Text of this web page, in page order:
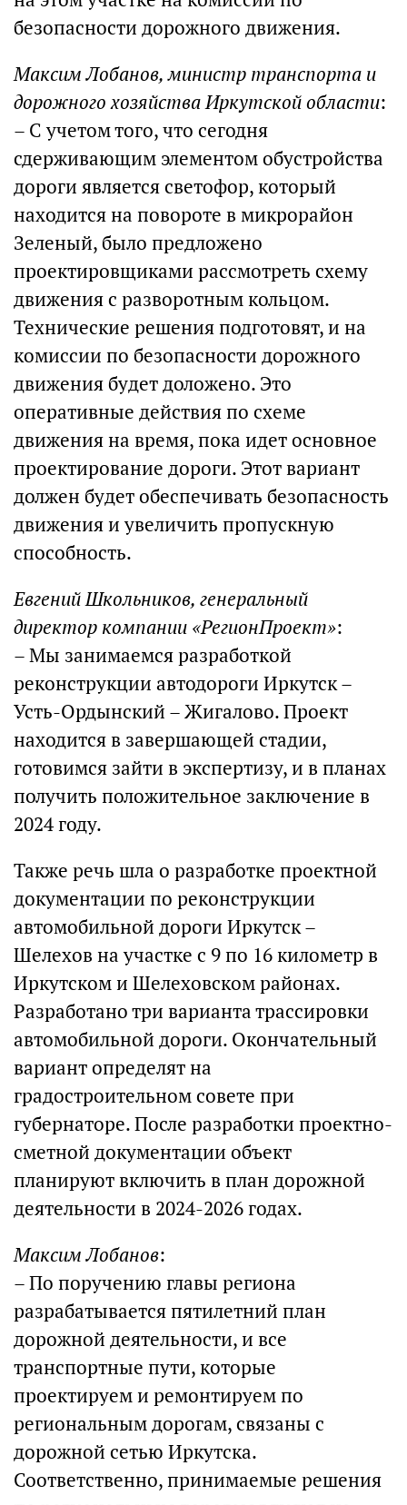
безопасности дорожного движения.
Максим Лобанов, министр транспорта и
дорожного хозяйства Иркутской области:
– С учетом того, что сегодня
сдерживающим элементом обустройства
дороги является светофор, который
находится на повороте в микрорайон
Зеленый, было предложено
проектировщиками рассмотреть схему
движения с разворотным кольцом.
Технические решения подготовят, и на
комиссии по безопасности дорожного
движения будет доложено. Это
оперативные действия по схеме
движения на время, пока идет основное
проектирование дороги. Этот вариант
должен будет обеспечивать безопасность
движения и увеличить пропускную
способность.
Евгений Школьников, генеральный
директор компании «РегионПроект»:
– Мы занимаемся разработкой
реконструкции автодороги Иркутск –
Усть-Ордынский – Жигалово. Проект
находится в завершающей стадии,
готовимся зайти в экспертизу, и в планах
получить положительное заключение в
2024 году.
Также речь шла о разработке проектной
документации по реконструкции
автомобильной дороги Иркутск –
Шелехов на участке с 9 по 16 километр в
Иркутском и Шелеховском районах.
Разработано три варианта трассировки
автомобильной дороги. Окончательный
вариант определят на
градостроительном совете при
губернаторе. После разработки проектно-
сметной документации объект
планируют включить в план дорожной
деятельности в 2024-2026 годах.
Максим Лобанов:
– По поручению главы региона
разрабатывается пятилетний план
дорожной деятельности, и все
транспортные пути, которые
проектируем и ремонтируем по
региональным дорогам, связаны с
дорожной сетью Иркутска.
Соответственно, принимаемые решения